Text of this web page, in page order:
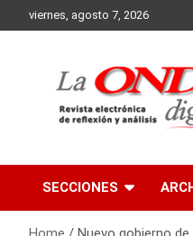
to
viernes, agosto 7, 2026
SECCIONES